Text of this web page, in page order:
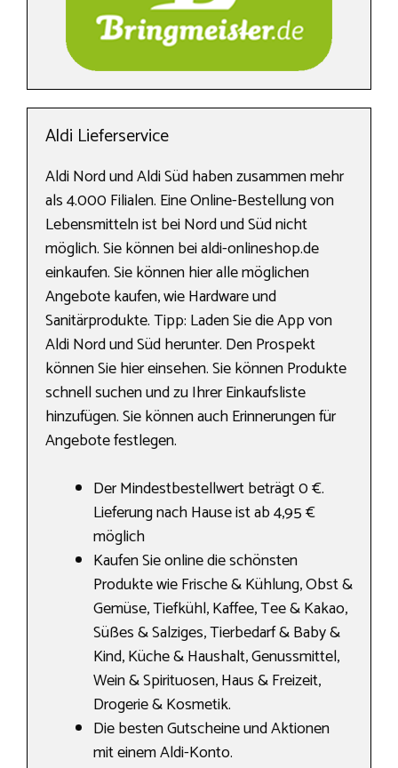
Aldi Lieferservice
Aldi Nord und Aldi Süd haben zusammen mehr
als 4.000 Filialen. Eine Online-Bestellung von
Lebensmitteln ist bei Nord und Süd nicht
möglich. Sie können bei aldi-onlineshop.de
einkaufen. Sie können hier alle möglichen
Angebote kaufen, wie Hardware und
Sanitärprodukte. Tipp: Laden Sie die App von
Aldi Nord und Süd herunter. Den Prospekt
können Sie hier einsehen. Sie können Produkte
schnell suchen und zu Ihrer Einkaufsliste
hinzufügen. Sie können auch Erinnerungen für
Angebote festlegen.
Der Mindestbestellwert beträgt 0 €.
Lieferung nach Hause ist ab 4,95 €
möglich
Kaufen Sie online die schönsten
Produkte wie Frische & Kühlung, Obst &
Gemüse, Tiefkühl, Kaffee, Tee & Kakao,
Süßes & Salziges, Tierbedarf & Baby &
Kind, Küche & Haushalt, Genussmittel,
Wein & Spirituosen, Haus & Freizeit,
Drogerie & Kosmetik.
Die besten Gutscheine und Aktionen
mit einem Aldi-Konto.